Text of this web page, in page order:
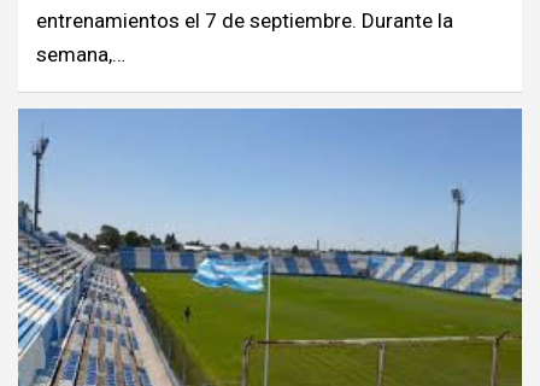
entrenamientos el 7 de septiembre. Durante la
semana,…